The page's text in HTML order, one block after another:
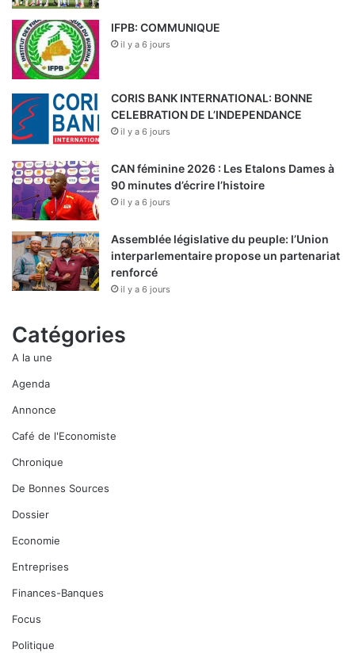
IFPB: COMMUNIQUE
il y a 6 jours
CORIS BANK INTERNATIONAL: BONNE
CELEBRATION DE L’INDEPENDANCE
il y a 6 jours
CAN féminine 2026 : Les Etalons Dames à
90 minutes d’écrire l’histoire
il y a 6 jours
Assemblée législative du peuple: l’Union
interparlementaire propose un partenariat
renforcé
il y a 6 jours
Catégories
A la une
Agenda
Annonce
Café de l'Economiste
Chronique
De Bonnes Sources
Dossier
Economie
Entreprises
Finances-Banques
Focus
Politique